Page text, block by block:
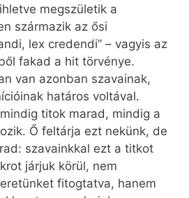
megszületik a
származik az ősi
lex credendi” – vagyis az
fakad a hit törvénye.
van azonban szavainak,
határos voltával.
titok marad, mindig a
Ő feltárja ezt nekünk, de
szavainkkal ezt a titkot
járjuk körül, nem
fitogtatva, hanem